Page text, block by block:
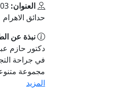
العنوان:
حدائق الاهرام
نبذة عن
دكتور حازم
في جراحة
مجموعة
المزيد